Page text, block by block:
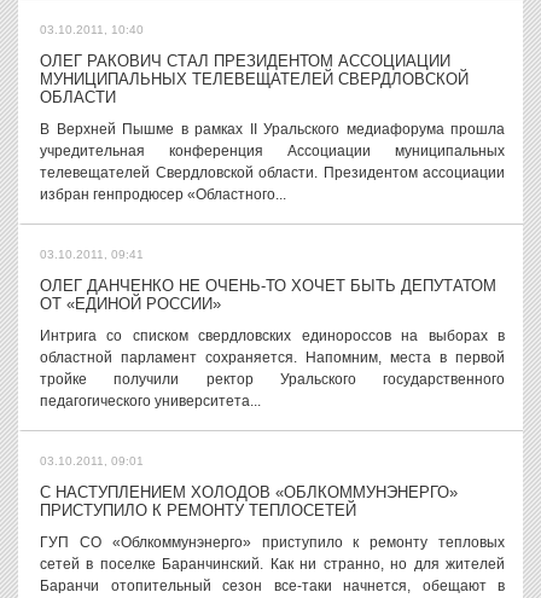
03.10.2011, 10:40
ОЛЕГ РАКОВИЧ СТАЛ ПРЕЗИДЕНТОМ АССОЦИАЦИИ
МУНИЦИПАЛЬНЫХ ТЕЛЕВЕЩАТЕЛЕЙ СВЕРДЛОВСКОЙ
ОБЛАСТИ
В Верхней Пышме в рамках II Уральского медиафорума прошла
учредительная конференция Ассоциации муниципальных
телевещателей Свердловской области. Президентом ассоциации
избран генпродюсер «Областного...
03.10.2011, 09:41
ОЛЕГ ДАНЧЕНКО НЕ ОЧЕНЬ-ТО ХОЧЕТ БЫТЬ ДЕПУТАТОМ
ОТ «ЕДИНОЙ РОССИИ»
Интрига со списком свердловских единороссов на выборах в
областной парламент сохраняется. Напомним, места в первой
тройке получили ректор Уральского государственного
педагогического университета...
03.10.2011, 09:01
С НАСТУПЛЕНИЕМ ХОЛОДОВ «ОБЛКОММУНЭНЕРГО»
ПРИСТУПИЛО К РЕМОНТУ ТЕПЛОСЕТЕЙ
ГУП СО «Облкоммунэнерго» приступило к ремонту тепловых
сетей в поселке Баранчинский. Как ни странно, но для жителей
Баранчи отопительный сезон все-таки начнется, обещают в